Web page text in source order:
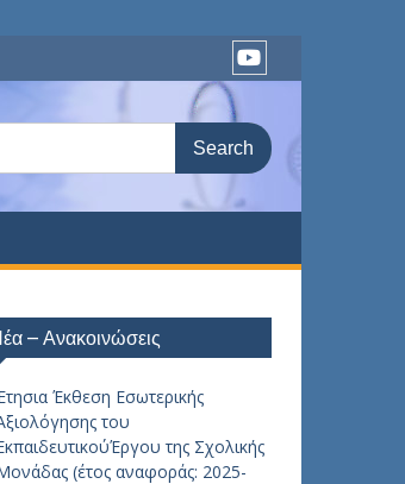
Youtube
– Ανακοινώσεις
Έκθεση Εσωτερικής
του
της Σχολικής
(έτος αναφοράς: 2025-